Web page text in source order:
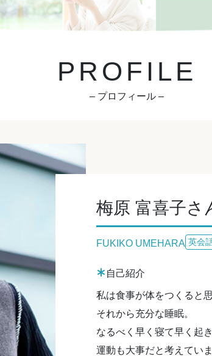
PROFILE
– プロフィール –
梅原 富喜子さ
FUKIKO UMEHARA 英会
自己紹介
私は食事が体をつくると思
それから充分な睡眠。
なるべく早く寝て早く起
運動も大事だと考えていま